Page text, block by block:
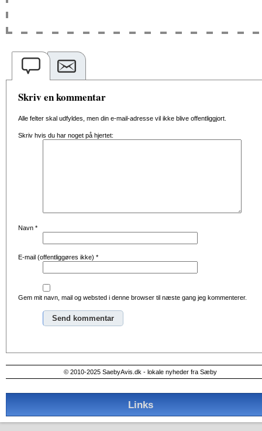
Skriv en kommentar
Alle felter skal udfyldes, men din e-mail-adresse vil ikke blive offentliggjort.
Skriv hvis du har noget på hjertet:
Navn *
E-mail (offentliggøres ikke) *
Gem mit navn, mail og websted i denne browser til næste gang jeg kommenterer.
© 2010-2025 SaebyAvis.dk - lokale nyheder fra Sæby
Links